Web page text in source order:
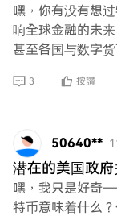
嘿，你有没有想
响全球金融的未
甚至各国与数字
3 按讚
50640**
潜在的美国政
嘿，我只是好奇
特币意味着什么